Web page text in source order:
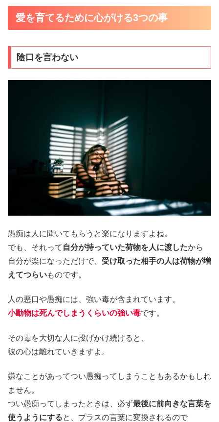
愛を育てるために心がける3つの事
陰口を言わない
愚痴は人に聞いてもらうと楽になりますよね。
でも、それって 自分が持っていた荷物を人に渡したから
自分が楽になっただけで、 受け取った相手の人は荷物が増
えてつらいものです。
人の悪口や愚痴には、強い毒が含まれています。
小動物は死んでしまうくらいの強い毒です。
その毒を大切な人に投げかけ続けると、
彼の心は離れていきますよ。
嫌なことがあってつい愚痴ってしまうこともあるかもしれ
ません。
つい愚痴ってしまったときは、必ず最後に前向きな言葉を
使うようにすると、プラスの言葉に変換されるので